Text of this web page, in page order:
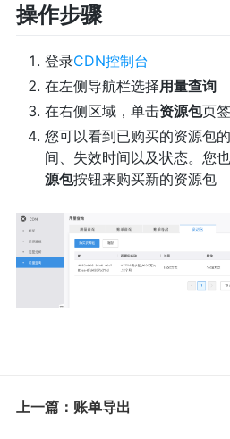
操作步骤
登录CDN控制台
在左侧导航栏选择用量查询
在右侧区域，单击资源包页签
您可以看到已购买的资源包
间、失效时间以及状态。您
源包按钮来购买新的资源包
上一篇：账单导出